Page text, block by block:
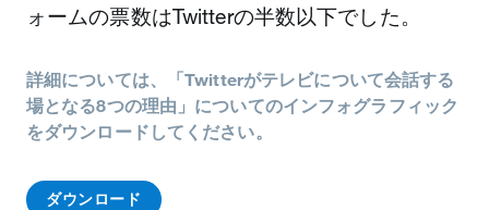
ォームの票数はTwitterの半数以下でした。
詳細については、「Twitterがテレビについて会話する
場となる8つの理由」についてのインフォグラフィック
をダウンロードしてください。
ダウンロード